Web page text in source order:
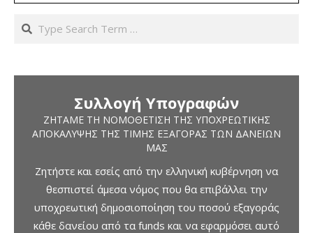
Search
Συλλογή Υπογραφών
ΖΗΤΆΜΕ ΤΗ ΝΟΜΟΘΈΤΙΣΗ ΤΗΣ ΥΠΟΧΡΕΩΤΙΚΉΣ
ΑΠΟΚΆΛΥΨΗΣ ΤΗΣ ΤΙΜΉΣ ΕΞΑΓΟΡΆΣ ΤΩΝ ΔΑΝΕΊΩΝ
ΜΑΣ
Ζητήστε και εσείς από την ελληνική κυβέρνηση να
θεσπιστεί άμεσα νόμος που θα επιβάλλει την
υποχρεωτική δημοσιοποίηση του ποσού εξαγοράς
κάθε δανείου από τα funds και να εφαρμόσει αυτό